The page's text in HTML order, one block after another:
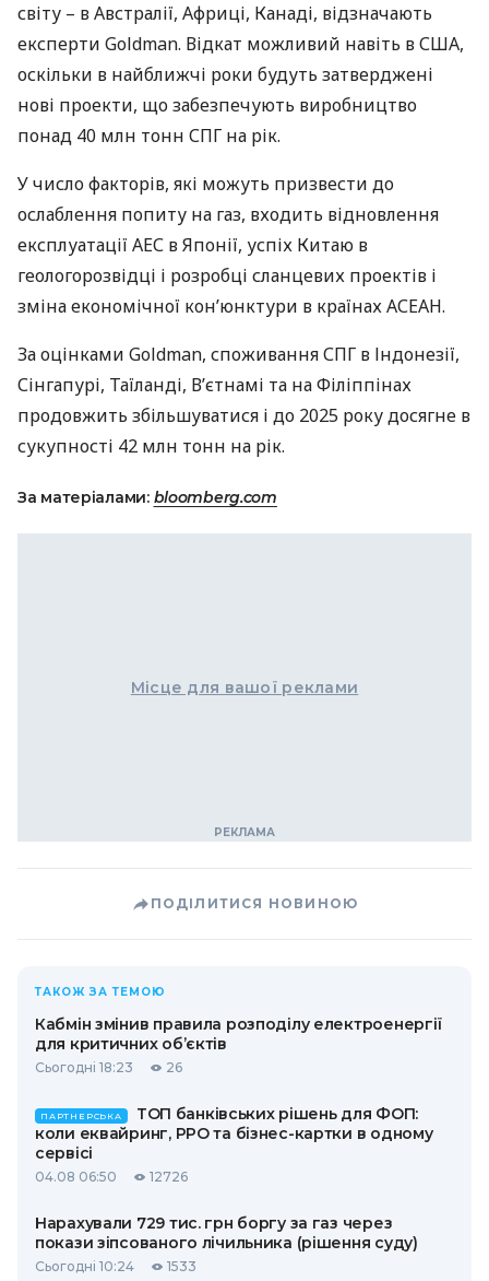
світу – в Австралії, Африці, Канаді, відзначають
експерти Goldman. Відкат можливий навіть вСША,
оскільки в найближчі роки будуть затверджені
нові проекти, що забезпечують виробництво
понад 40 млн тонн СПГ на рік.
У число факторів, які можуть призвести до
ослаблення попиту на газ, входить відновлення
експлуатації АЕС в Японії, успіх Китаю в
геологорозвідці і розробці сланцевих проектів і
зміна економічної кон’юнктури в країнахАСЕАН.
За оцінками Goldman, споживанняСПГ в Індонезії,
Сінгапурі, Таїланді, В’єтнамі та на Філіппінах
продовжить збільшуватися і до 2025 року досягне в
сукупності 42 млн тонн на рік.
За матеріалами: bloomberg.com
Місце для вашої реклами
ПОДІЛИТИСЯ НОВИНОЮ
ТАКОЖ ЗА ТЕМОЮ
Кабмін змінив правила розподілу електроенергії
для критичних об’єктів
Сьогодні 18:23 26
ПАРТНЕРСЬКА
ТОП банківських рішень для ФОП:
коли еквайринг, РРО та бізнес-картки в одному
сервісі
04.08 06:50 12726
Нарахували 729 тис. грн боргу за газ через
покази зіпсованого лічильника (рішення суду)
Сьогодні 10:24 1533